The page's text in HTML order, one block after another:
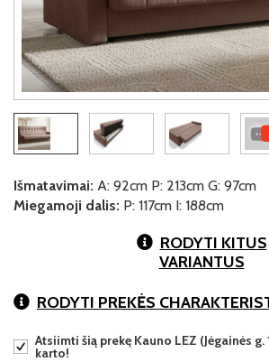
Išmatavimai: A: 92cm P: 213cm G: 97cm
Miegamoji dalis: P: 117cm I: 188cm
RODYTI KITUS
VARIANTUS
RODYTI PREKĖS
Atsiimti šią prekę Kauno LEZ (Jėgainės
karto!